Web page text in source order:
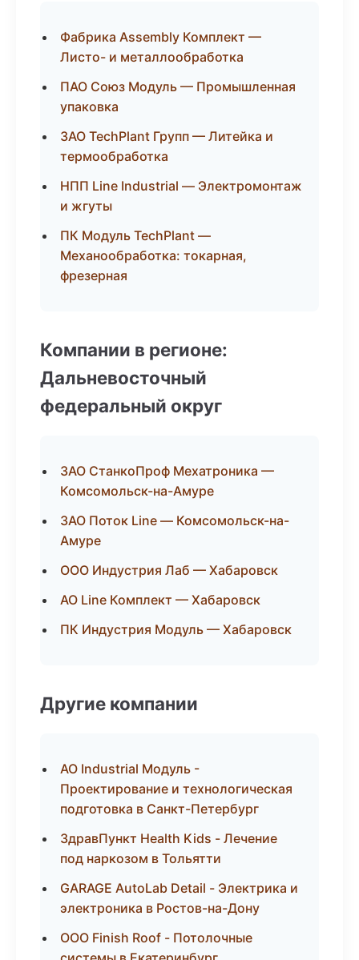
Фабрика Assembly Комплект —
Листо- и металлообработка
ПАО Союз Модуль — Промышленная
упаковка
ЗАО TechPlant Групп — Литейка и
термообработка
НПП Line Industrial — Электромонтаж
и жгуты
ПК Модуль TechPlant —
Механообработка: токарная,
фрезерная
Компании в регионе:
Дальневосточный
федеральный округ
ЗАО СтанкоПроф Мехатроника —
Комсомольск-на-Амуре
ЗАО Поток Line — Комсомольск-на-
Амуре
ООО Индустрия Лаб — Хабаровск
АО Line Комплект — Хабаровск
ПК Индустрия Модуль — Хабаровск
Другие компании
АО Industrial Модуль -
Проектирование и технологическая
подготовка в Санкт-Петербург
ЗдравПункт Health Kids - Лечение
под наркозом в Тольятти
GARAGE AutoLab Detail - Электрика и
электроника в Ростов-на-Дону
ООО Finish Roof - Потолочные